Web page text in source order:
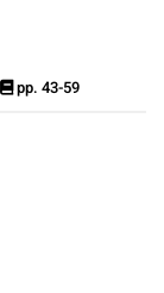
pp. 43-59